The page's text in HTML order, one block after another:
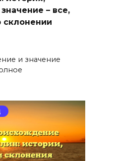
– все,
склонении
и значение